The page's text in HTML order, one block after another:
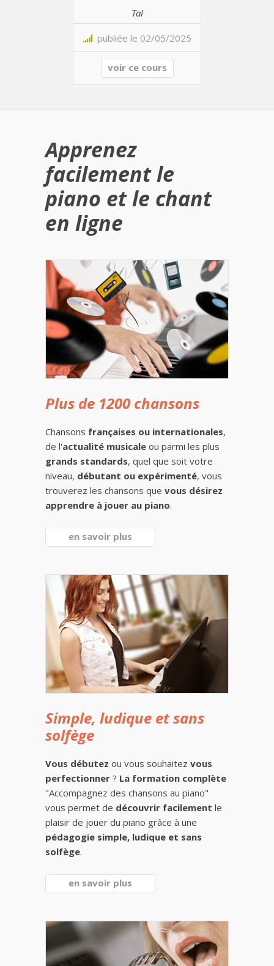
Tal
publiée le 02/05/2025
voir ce cours
Apprenez
facilement le
piano et le chant
en ligne
Plus de 1200 chansons
Chansons françaises ou internationales,
de l'actualité musicale ou parmi les plus
grands standards, quel que soit votre
niveau, débutant ou expérimenté, vous
trouverez les chansons que vous désirez
apprendre à jouer au piano.
en savoir plus
Simple, ludique et sans
solfège
Vous débutez ou vous souhaitez vous
perfectionner ? La formation complète
"Accompagnez des chansons au piano"
vous permet de découvrir facilement le
plaisir de jouer du piano grâce à une
pédagogie simple, ludique et sans
solfège.
en savoir plus